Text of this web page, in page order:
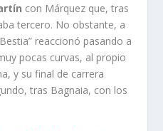
con Márquez que, tras
tercero. No obstante, a
reaccionó pasando a
pocas curvas, al propio
y su final de carrera
tras Bagnaia, con los